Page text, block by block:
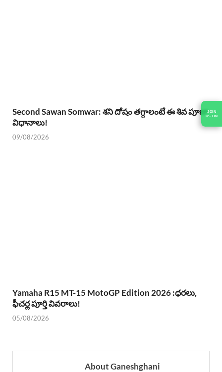
JOIN
US ON
Second Sawan Somwar: శని దోషం తగ్గాలంటే ఈ శివ పూజా
విధానాలు!
09/08/2026
Yamaha R15 MT-15 MotoGP Edition 2026 :ధరలు,
ఫీచర్ల పూర్తి వివరాలు!
05/08/2026
About Ganeshghani